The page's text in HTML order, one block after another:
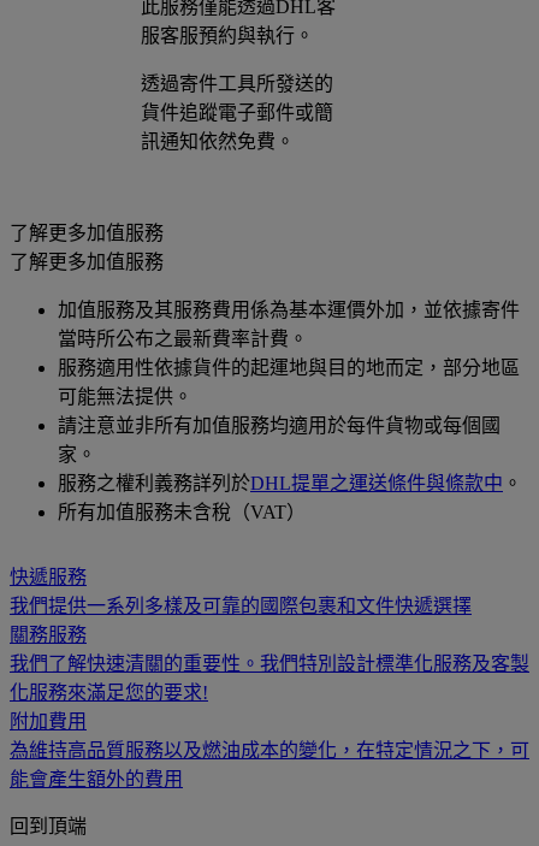
此服務僅能透過DHL客
服客服預約與執行。
透過寄件工具所發送的
貨件追蹤電子郵件或簡
訊通知依然免費。
了解更多加值服務
了解更多加值服務
加值服務及其服務費用係為基本運價外加，並依據寄件
當時所公布之最新費率計費。
服務適用性依據貨件的起運地與目的地而定，部分地區
可能無法提供。
請注意並非所有加值服務均適用於每件貨物或每個國
家。
服務之權利義務詳列於DHL提單之運送條件與條款中 。
所有加值服務未含稅（VAT）
快遞服務
我們提供一系列多樣及可靠的國際包裹和文件快遞選擇
關務服務
我們了解快速清關的重要性。我們特別設計標準化服務及客製
化服務來滿足您的要求!
附加費用
為維持高品質服務以及燃油成本的變化，在特定情況之下，可
能會產生額外的費用
回到頂端